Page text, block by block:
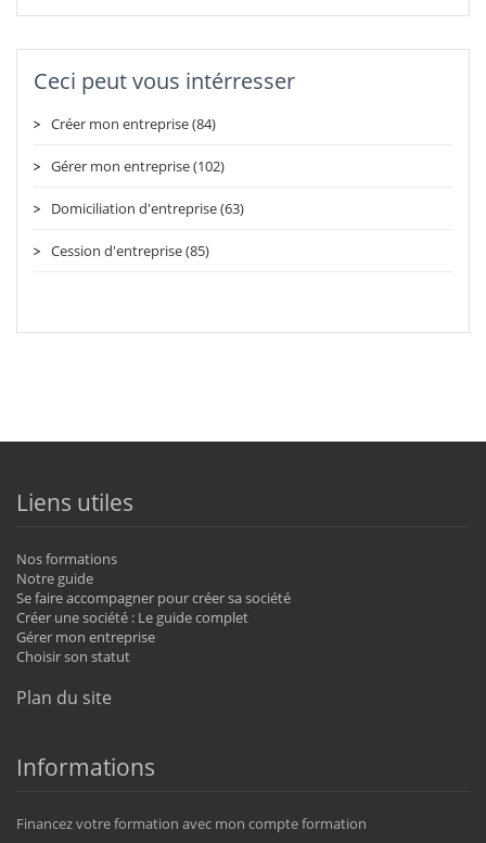
Ceci peut vous intérresser
Créer mon entreprise (84)
Gérer mon entreprise (102)
Domiciliation d'entreprise (63)
Cession d'entreprise (85)
Liens utiles
Nos formations
Notre guide
Se faire accompagner pour créer sa société
Créer une société : Le guide complet
Gérer mon entreprise
Choisir son statut
Plan du site
Informations
Financez votre formation avec mon compte formation